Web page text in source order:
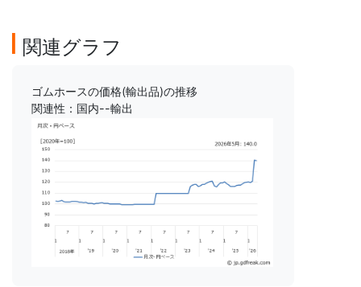
関連グラフ
ゴムホースの価格(輸出品)の推移
関連性：国内--輸出